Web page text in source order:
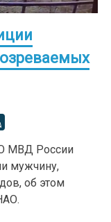
МВД России
мужчину,
об этом